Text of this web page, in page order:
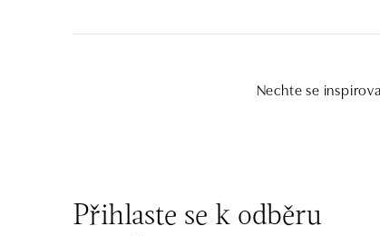
Nechte se
Přihlaste se k odběru